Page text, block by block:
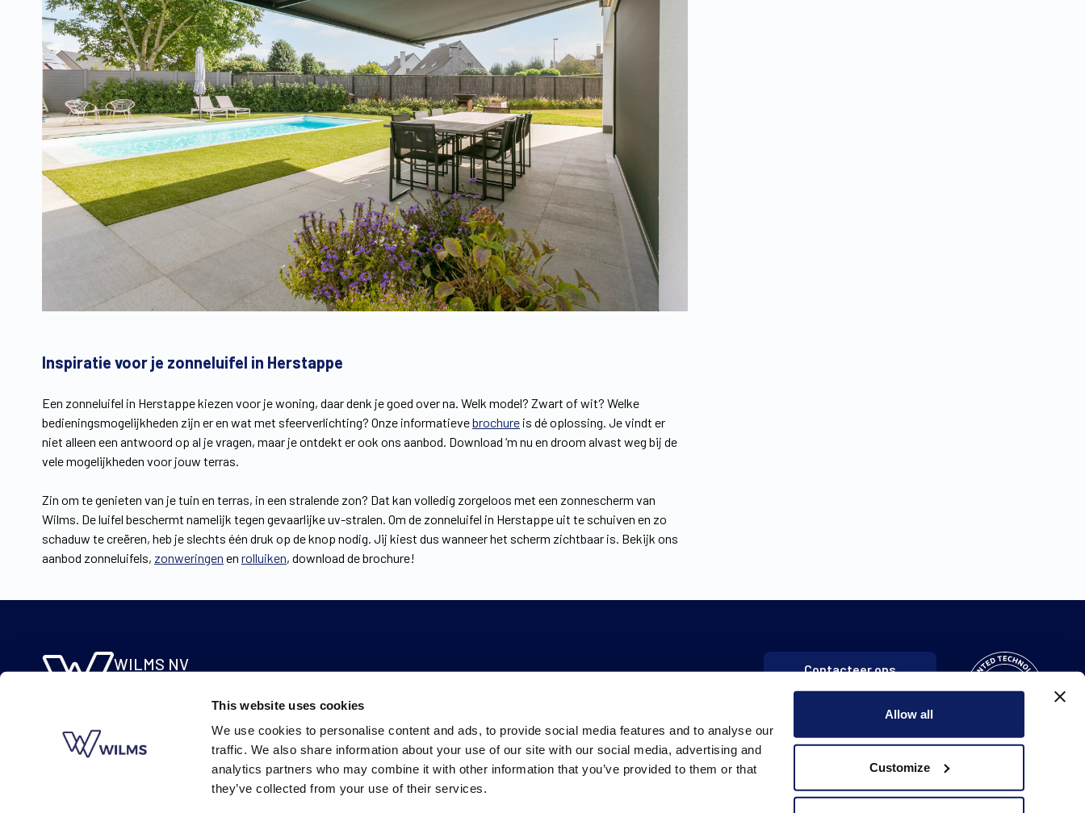
This website uses cookies
We use cookies to personalise content and ads, to provide social media features and to analyse our
traffic. We also share information about your use of our site with our social media, advertising and
analytics partners who may combine it with other information that you’ve provided to them or that
they’ve collected from your use of their services.
Allow all
Customize
Inspiratie voor je zonneluifel in Herstappe
Een zonneluifel in Herstappe kiezen voor je woning, daar denk je goed over na. Welk model? Zwart of wit? Welke
bedieningsmogelijkheden zijn er en wat met sfeerverlichting? Onze informatievebrochure is dé oplossing. Je vindt er
niet alleen een antwoord op al je vragen, maar je ontdekt er ook ons aanbod. Download ‘m nu en droom alvast weg bij de
vele mogelijkheden voor jouw terras.
Zin om te genieten van je tuin en terras, in een stralende zon? Dat kan volledig zorgeloos met een zonnescherm van
Wilms. De luifel beschermt namelijk tegen gevaarlijke uv-stralen. Om de zonneluifel in Herstappe uit te schuiven en zo
schaduw te creëren, heb je slechts één druk op de knop nodig. Jij kiest dus wanneer het scherm zichtbaar is. Bekijk ons
aanbod zonneluifels, zonweringen en rolluiken, download de brochure!
WILMS NV Contacteer ons